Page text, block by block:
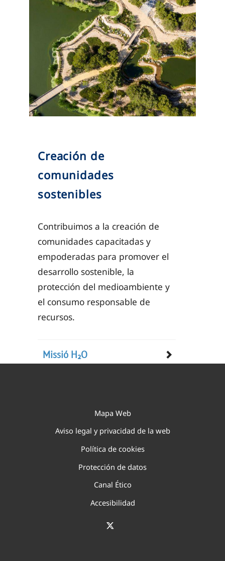
Creación de
comunidades
sostenibles
Contribuimos a la creación de
comunidades capacitadas y
empoderadas para promover el
desarrollo sostenible, la
protección del medioambiente y
el consumo responsable de
recursos.
Missió H₂O
Mapa Web
Aviso legal y privacidad de la web
Política de cookies
Protección de datos
Canal Ético
Accesibilidad